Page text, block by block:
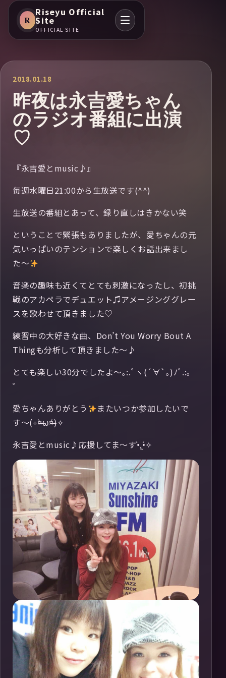
R
Riseyu Official
Site
OFFICIAL SITE
2018.01.18
昨夜は永吉愛ちゃん
のラジオ番組に出演
♡
『永吉愛とmusic♪』
毎週水曜日21:00から生放送です(^^)
生放送の番組とあって、録り直しはきかない笑
ということで緊張もありましたが、愛ちゃんの元
気いっぱいのテンションで楽しくお話出来まし
た〜
音楽の趣味も近くてとても刺激になったし、初挑
戦のアカペラでデュエット♫アメージンググレー
スを歌わせて頂きました♡
練習中の大好きな曲、Don’t You Worry Bout A
Thingも分析して頂きました〜♪
とても楽しい30分でしたよ〜｡:.ﾟヽ(´∀`｡)ﾉﾟ.:｡
゜
愛ちゃんありがとう
またいつか参加したいで
す〜(⌯¤̴̶̷̀ω¤̴̶̷́)✧
永吉愛とmusic♪応援してま〜す•̀.̫•́✧